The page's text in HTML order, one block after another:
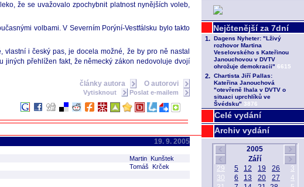
Celé vydání
Archiv vydání
že se uvažovalo zpochybnit platnost nynějších voleb,
volbami. V Severním Porýní-Vestfálsku bylo takto
i český pas, je docela možné, že by pro ně nastal
jiných přehlížen fakt, že německý zákon nedovoluje dvojí
články autora
O autorovi
Vytisknout Poslat e-mailem
19. 9. 2005
Martin Kunštek
Tomáš Krček